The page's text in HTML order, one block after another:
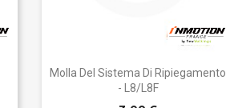
Anteprima
Molla Del Sistema Di Ripiegamento
- L8/L8F